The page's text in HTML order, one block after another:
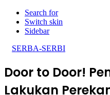
Search for
Switch skin
Sidebar
SERBA-SERBI
Door to Door!
Lakukan